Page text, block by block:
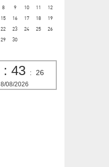
8 9 10 11
12
15 16 17 18
19
22 23 24 25
26
29 30
: 43 : 27
8/08/2026